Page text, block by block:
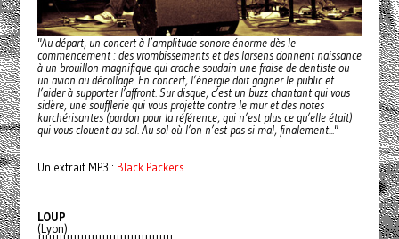
"Au départ, un concert à l’amplitude sonore énorme dès le
commencement : des vrombissements et des larsens donnent naissance
à un brouillon magnifique qui crache soudain une fraise de dentiste ou
un avion au décollage. En concert, l’énergie doit gagner le public et
l’aider à supporter l’affront. Sur disque, c’est un buzz chantant qui vous
sidère, une soufflerie qui vous projette contre le mur et des notes
karchérisantes (pardon pour la référence, qui n’est plus ce qu’elle était)
qui vous clouent au sol. Au sol où l’on n’est pas si mal, finalement..."
Un extrait MP3 : Black Packers
LOUP
(Lyon)